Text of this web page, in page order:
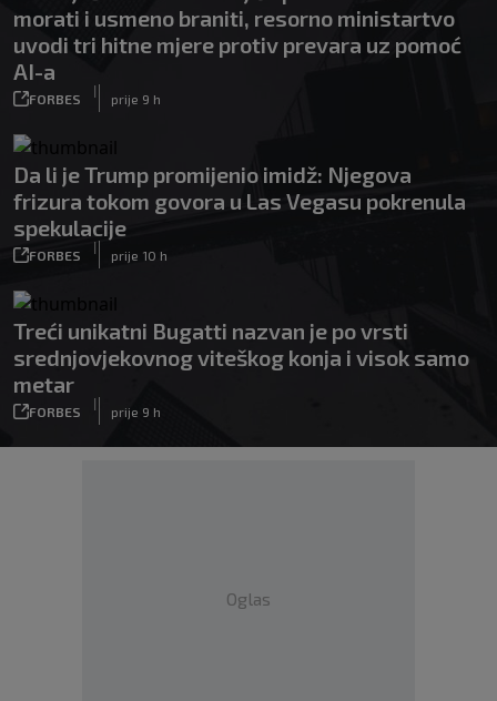
morati i usmeno braniti, resorno ministartvo
uvodi tri hitne mjere protiv prevara uz pomoć
AI-a
FORBES
|
prije 9 h
Da li je Trump promijenio imidž: Njegova
frizura tokom govora u Las Vegasu pokrenula
spekulacije
FORBES
|
prije 10 h
Treći unikatni Bugatti nazvan je po vrsti
srednjovjekovnog viteškog konja i visok samo
metar
FORBES
|
prije 9 h
Oglas